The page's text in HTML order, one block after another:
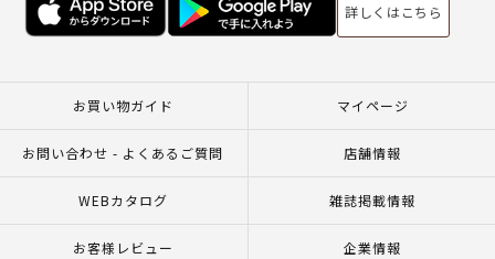
詳しくはこちら
お買い物ガイド マイページ
お問い合わせ - よくあるご質問 店舗情報
WEBカタログ 雑誌掲載情報
お客様レビュー 企業情報